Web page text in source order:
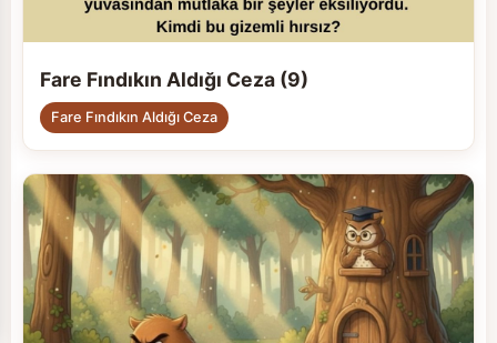
Fare Fındıkın Aldığı Ceza (9)
Fare Fındıkın Aldığı Ceza